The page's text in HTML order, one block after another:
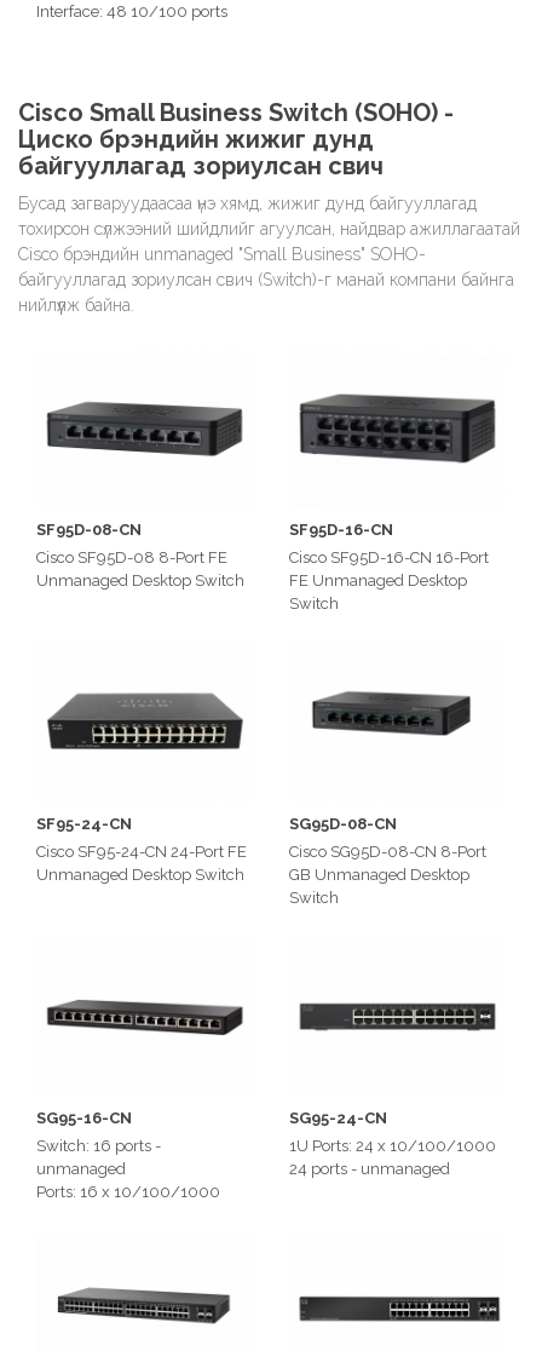
Interface: 48 10/100 ports
Cisco Small Business Switch (SOHO) -
Циско брэндийн жижиг дунд
байгууллагад зориулсан свич
Бусад загваруудаасаа үнэ хямд, жижиг дунд байгууллагад
тохирсон сүлжээний шийдлийг агуулсан, найдвар ажиллагаатай
Cisco брэндийн unmanaged "Small Business" SOHO-
байгууллагад зориулсан свич (Switch)-г манай компани байнга
нийлүүлж байна.
SF95D-08-CN
Cisco SF95D-08 8-Port FE
Unmanaged Desktop Switch
SF95D-16-CN
Cisco SF95D-16-CN 16-Port
FE Unmanaged Desktop
Switch
SF95-24-CN
Cisco SF95-24-CN 24-Port FE
Unmanaged Desktop Switch
SG95D-08-CN
Cisco SG95D-08-CN 8-Port
GB Unmanaged Desktop
Switch
SG95-16-CN
Switch: 16 ports -
unmanaged
Ports: 16 x 10/100/1000
SG95-24-CN
1U Ports: 24 x 10/100/1000
24 ports - unmanaged